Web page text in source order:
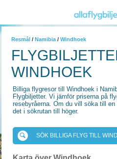
Resmål / Namibia / Windhoek
WINDHOEK
Billiga flygresor till Windhoek i
Flygbiljetter. Vi jämför priserna på
resebyråerna. Om du vill söka till
det i sökrutan till höger.
SÖK BILLIGA FLYG TILL